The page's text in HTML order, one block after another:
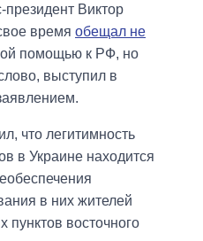
Виктор
время обещал не
помощью к РФ, но
выступил в
что легитимность
в Украине находится
в них жителей
пунктов восточного